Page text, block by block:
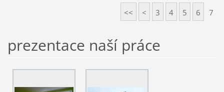
<< < 3 4 5 6 7
prezentace naší práce